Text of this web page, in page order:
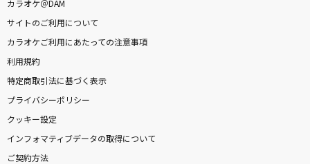
カラオケ＠DAM
サイトのご利用について
カラオケご利用にあたっての注意事項
利用規約
特定商取引法に基づく表示
プライバシーポリシー
クッキー設定
インフォマティブデータの取得について
ご契約方法